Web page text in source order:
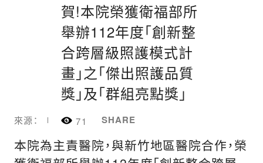
賀!本院榮獲衛福部所
舉辦112年度「創新整
合跨層級照護模式計
畫」之「傑出照護品質
獎」及「群組亮點獎」
來源： 71 SHARE
本院為主責醫院，與新竹地區醫院合作，榮